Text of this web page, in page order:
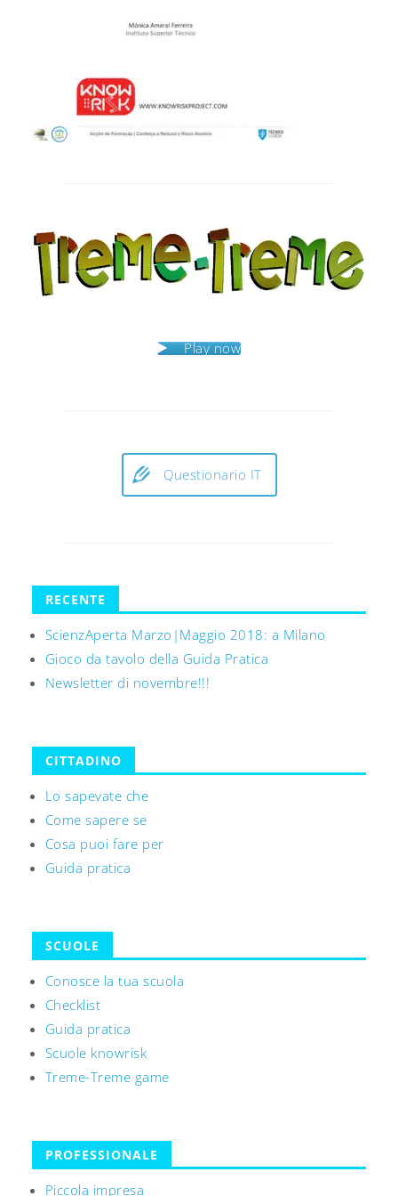
Play now
Questionario IT
RECENTE
ScienzAperta Marzo|Maggio 2018: a Milano
Gioco da tavolo della Guida Pratica
Newsletter di novembre!!!
CITTADINO
Lo sapevate che
Come sapere se
Cosa puoi fare per
Guida pratica
SCUOLE
Conosce la tua scuola
Checklist
Guida pratica
Scuole knowrisk
Treme-Treme game
PROFESSIONALE
Piccola impresa